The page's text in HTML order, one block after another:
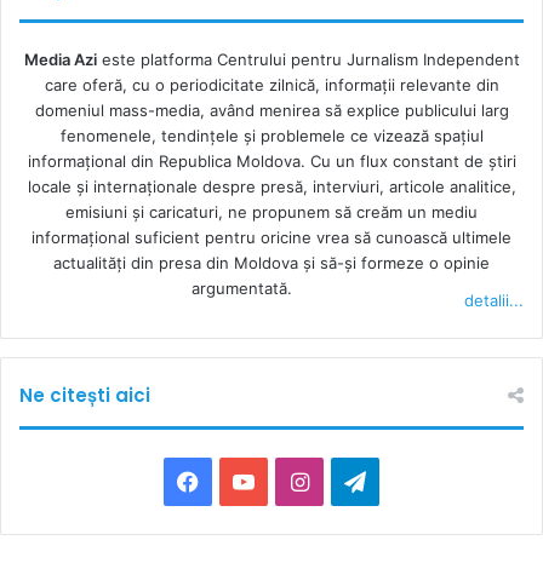
Media Azieste platforma Centrului pentru Jurnalism Independent
care oferă, cu o periodicitate zilnică, informații relevante din
domeniul mass-media, având menirea să explice publicului larg
fenomenele, tendințele și problemele ce vizează spațiul
informațional din Republica Moldova. Cu un flux constant de ştiri
locale şi internaţionale despre presă, interviuri, articole analitice,
emisiuni și caricaturi, ne propunem să creăm un mediu
informaţional suficient pentru oricine vrea să cunoască ultimele
actualităţi din presa din Moldova şi să-şi formeze o opinie
argumentată.
detalii...
Ne citești aici
a
o
I
n
e